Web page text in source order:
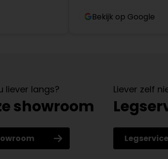
Bekijk op Google
liever langs?
showroom
Liever zelf